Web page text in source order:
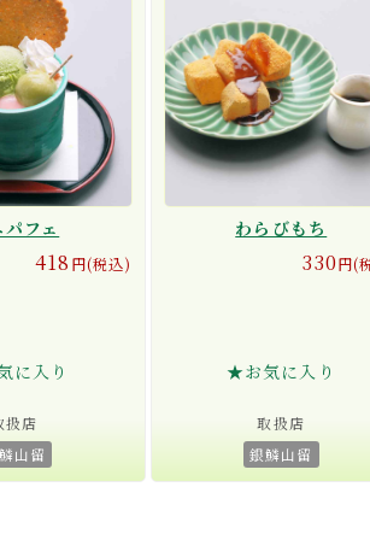
フェ
418 円(税込)
に入り
扱店
山留
わらびもち
330円(
★お気に入り
取扱店
銀鱗山留